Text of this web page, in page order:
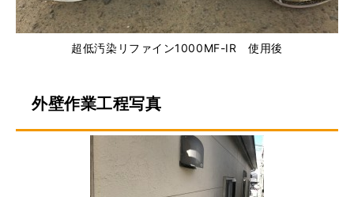
超低汚染リファイン1000MF-IR 使用後
外壁作業工程写真